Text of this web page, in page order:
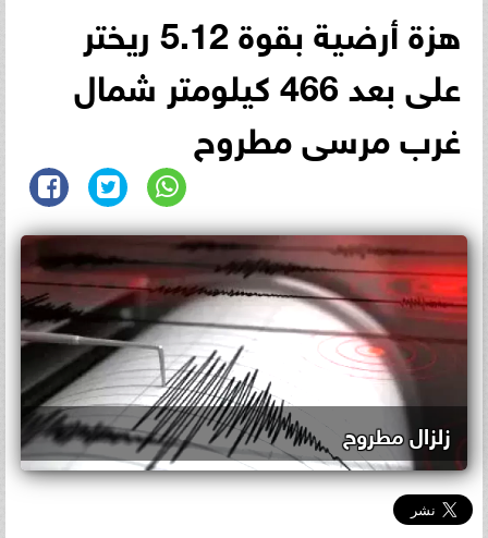
هزة أرضية بقوة 5.12 ريختر
على بعد 466 كيلومتر شمال
غرب مرسى مطروح
زلزال مطروح